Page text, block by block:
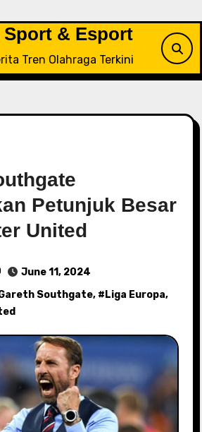
Sport & Esport
Tren Olahraga Terkini
Petunjuk Besar
United
June 11, 2024
Southgate, # Liga Europa,